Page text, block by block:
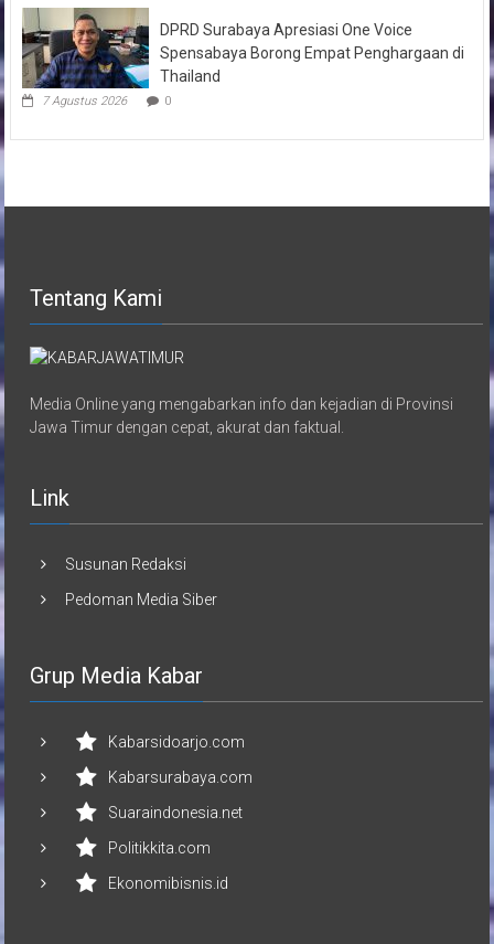
DPRD Surabaya Apresiasi One Voice
Spensabaya Borong Empat Penghargaan di
Thailand
7 Agustus 2026 0
Tentang Kami
Media Online yang mengabarkan info dan kejadian di Provinsi
Jawa Timur dengan cepat, akurat dan faktual.
Link
Susunan Redaksi
Pedoman Media Siber
Grup Media Kabar
Kabarsidoarjo.com
Kabarsurabaya.com
Suaraindonesia.net
Politikkita.com
Ekonomibisnis.id